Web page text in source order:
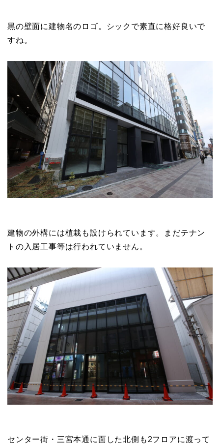
黒の壁面に建物名のロゴ。シックで素直に格好良いで
すね。
建物の外構には植栽も設けられています。まだテナン
トの入居工事等は行われていません。
センター街・三宮本通に面した北側も2フロアに渡って